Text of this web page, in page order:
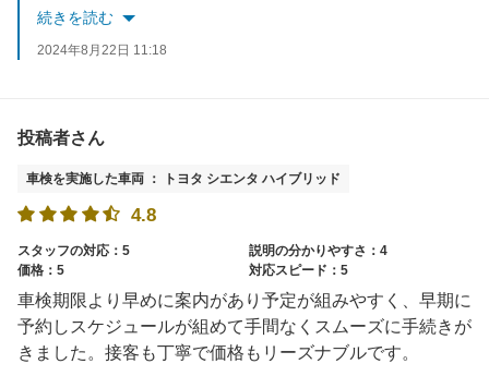
何か気になる点等ございましたらお気軽にご相談ください！
続きを読む
2024年8月22日 11:18
投稿者さん
車検を実施した車両 ： トヨタ シエンタ ハイブリッド
4.8
スタッフの対応：5
説明の分かりやすさ：4
価格：5
対応スピード：5
車検期限より早めに案内があり予定が組みやすく、早期に
予約しスケジュールが組めて手間なくスムーズに手続きが
きました。接客も丁寧で価格もリーズナブルです。